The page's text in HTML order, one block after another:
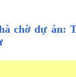
chờ dự án: